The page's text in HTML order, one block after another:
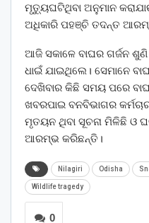
ମୃତ୍ୟୁଘଟିଥିବା ଅନୁମାନ
ଅଧିକାରି ପହଞ୍ଚି ତଦନ୍ତ
ଆଜି ସକାଳେ ବାଘର ଗର୍ଜନ
ଧାଇଁ ଯାଇଥିଲେ। ସେମାନେ
ଦେଖିବାର କିଛି ସମୟ ପରେ
ଖବରପାଇ ବନବିଭାଗର
ମୃତୟନ ଥିବା ସୂଚନା ମିଳିଛି ଓ
ଆରମ୍ଭ କରିଛନ୍ତି।
Nilagiri Odisha
Wildlife tragedy
0